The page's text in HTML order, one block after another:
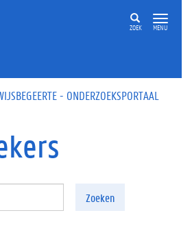
ZOEK MENU
- ONDERZOEKSPORTAAL
Zoeken